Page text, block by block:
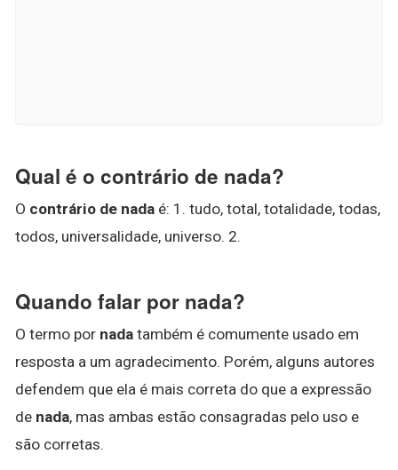
Qual é o contrário de nada?
O contrário de nada é: 1. tudo, total, totalidade, todas,
todos, universalidade, universo. 2.
Quando falar por nada?
O termo por nada também é comumente usado em
resposta a um agradecimento. Porém, alguns autores
defendem que ela é mais correta do que a expressão
de nada, mas ambas estão consagradas pelo uso e
são corretas.